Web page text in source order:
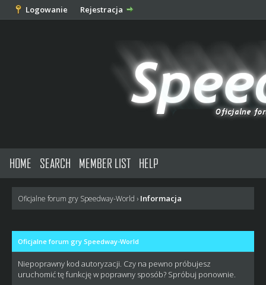
Logowanie Rejestracja
HOME SEARCH MEMBER LIST HELP
Oficjalne forum gry Speedway-World › Informacja
Oficjalne forum gry Speedway-World
Niepoprawny kod autoryzacji. Czy na pewno próbujesz
uruchomić tę funkcję w poprawny sposób? Spróbuj ponownie.